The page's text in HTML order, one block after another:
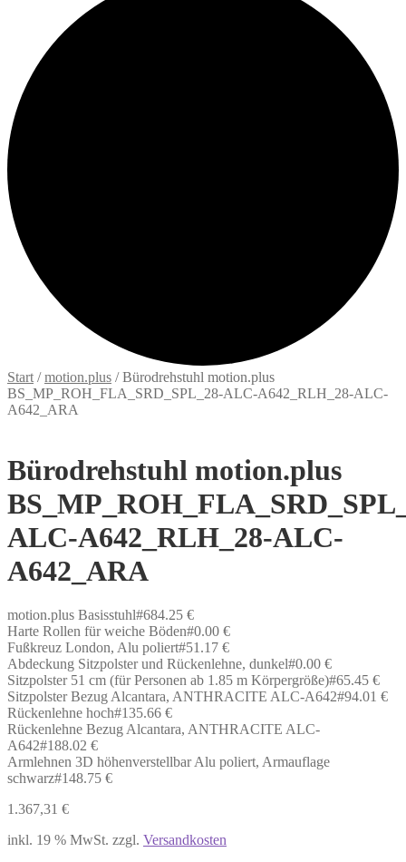
Start /motion.plus /Bürodrehstuhl motion.plus
BS_MP_ROH_FLA_SRD_SPL_28-ALC-A642_RLH_28-ALC-
A642_ARA
Bürodrehstuhl motion.plus
ALC-A642_RLH_28-ALC-
A642_ARA
motion.plus Basisstuhl#684.25 €
Harte Rollen für weiche Böden#0.00 €
Fußkreuz London, Alu poliert#51.17 €
Abdeckung Sitzpolster und Rückenlehne, dunkel#0.00 €
Sitzpolster 51 cm (für Personen ab 1.85 m Körpergröße)#65.45 €
Sitzpolster Bezug Alcantara, ANTHRACITE ALC-A642#94.01 €
Rückenlehne hoch#135.66 €
Rückenlehne Bezug Alcantara, ANTHRACITE ALC-
A642#188.02 €
Armlehnen 3D höhenverstellbar Alu poliert, Armauflage
schwarz#148.75 €
1.367,31 €
inkl. 19 % MwSt. zzgl. Versandkosten